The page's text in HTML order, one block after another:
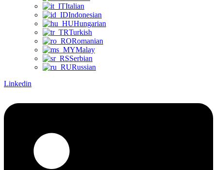
Italian
Indonesian
Hungarian
Turkish
Romanian
Malay
Serbian
Russian
Linkedin